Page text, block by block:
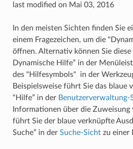
last modified on Mai 03, 2016
In den meisten Sichten finden Sie
einem Fragezeichen, um die
öffnen. Alternativ können Sie
Dynamische Hilfe” in der
des "Hilfesymbols" in der
Beispielsweise führt Sie das blaue
“Hilfe” in der Benutzerverwaltung-
Informationen über die Zuweisung
führt Sie der blaue verknüpfte
Suche” in der Suche-Sichtzu einer